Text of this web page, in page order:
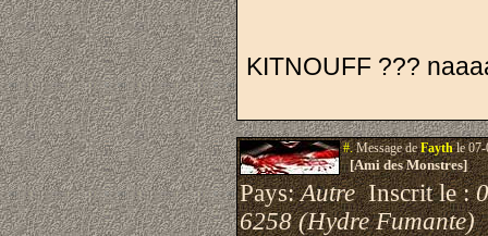
KITNOUFF ???
#.Message deFaythle 07-
[Ami des Monstres]
Pays:AutreInscrit le :
6258 (Hydre Fumante)